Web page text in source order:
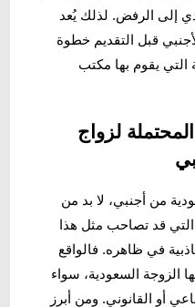
إلى الرفض. لذلك يُعد
قبل التقديم خطوة
التي يقوم بها مكتب
المحتملة لزواج
من أجنبي، لا بد من
التي قد تصاحب مثل هذا
في ظاهره. فالواقع
السعودية، سواء
أو القانوني. ومن أبرز